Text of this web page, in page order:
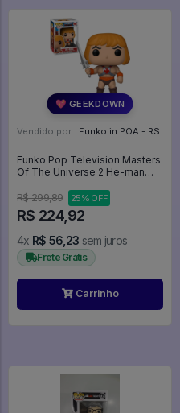
💖 GEEKDOWN
Vendido por: Funko in POA - RS
Funko Pop Television Masters
Of The Universe 2 He-man
Television #991
R$ 299,89 25% OFF
R$ 224,92
4x R$ 56,23 sem juros
Frete Grátis
Carrinho